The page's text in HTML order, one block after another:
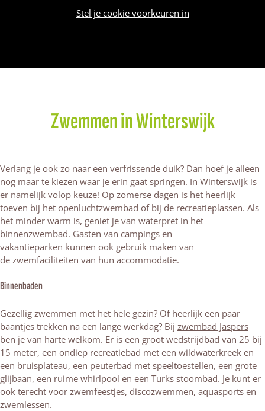
Stel je cookie voorkeuren in
Zwemmen in Winterswijk
Verlang je ook zo naar een verfrissende duik? Dan hoef je alleen
nog maar te kiezen waar je erin gaat springen. In Winterswijk is
er namelijk volop keuze! Op zomerse dagen is het heerlijk
toeven bij het openluchtzwembad of bij de recreatieplassen. Als
het minder warm is, geniet je van waterpret in het
binnenzwembad. Gasten van campings en
vakantieparken kunnen ook gebruik maken van
de zwemfaciliteiten van hun accommodatie.
Binnenbaden
Gezellig zwemmen met het hele gezin? Of heerlijk een paar
baantjes trekken na een lange werkdag? Bij zwembad Jaspers
ben je van harte welkom. Er is een groot wedstrijdbad van 25 bij
15 meter, een ondiep recreatiebad met een wildwaterkreek en
een bruisplateau, een peuterbad met speeltoestellen, een grote
glijbaan, een ruime whirlpool en een Turks stoombad. Je kunt er
ook terecht voor zwemfeestjes, discozwemmen, aquasports en
zwemlessen.